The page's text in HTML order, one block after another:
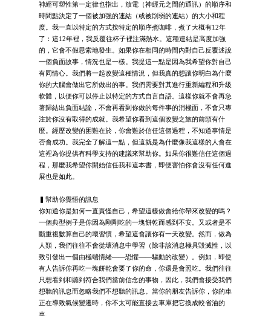
神經可塑性第一定律也指出，放電（神經元之間的通訊）的順序和
時間點決定了一個被加強的連結（或被削弱的連結）的大小和程
度。我一直以特定的方式按特定的順序煮咖啡，煮了大概有12年
了：這12年裡，我反覆往杯子裡注滿熱水。這種連結是高度加強
的，它會不假思索地發生。如果你在相同的時間內對自己反覆述說
一個負面故事，情況也是一樣。我提這一點是因為我希望你對自己
有同情心。我們將一起改變這種情況，但我真的想讓你明白為什麼
你的大腦會做出它所做出的事。我們需要對其進行重新編程和升級
軟體，以便你可以停止以特定的方式自言自語。這樣你就不會再急
著歸結出負面結論，不會再看到你做的每件事的消極面，不會只專
注於你沒有取得的成就。我希望你看到這個改變之旅的前頭有什
麼。經歷改變的困難在於，你會難於信任這個過程，不知道事情是
否會成功。我完全了解這一點，但這就是為什麼像我這樣的人會在
這裡為你提供有科學支持的建議來幫助你。如果你很難信任這個過
程，那麼我希望你開始信任我和這本書，即便害怕你會沒有任何進
展也是如此。
▍幫助你覺悟的訊息
你知道你是如何一直責怪自己，希望這樣做會給你帶來改變的嗎？
一個典型例子是你因為剛剛吃的一塊餅乾而感到不安。又或者是不
斷重複數算自己的壞習慣，希望這會讓你有一天改變。然而，做為
人類，我們往往不會從壞消息中學習（除非該消息極具毀滅性，以
致引發出一個由極端情緒——恐懼——驅動的改變）。例如，即使
有人告訴你再吃一塊餅乾會要了你的命，你還是會照吃。我們往往
只想看到和聽到符合我們當前信念的事物，因此，我們會接受我們
想聽的訊息而忽略我們不想聽的訊息。當你的朋友告訴你，你的車
正在導致氣候變遷時，你不太可能直接去車庫把它換成較省油的
車。